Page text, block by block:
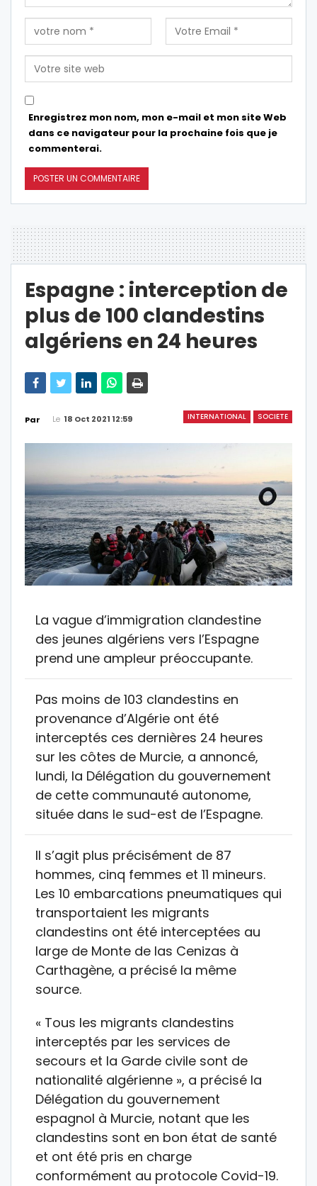
Enregistrez mon nom, mon e-mail et mon site Web
dans ce navigateur pour la prochaine fois que je
commenterai.
Espagne : interception de
plus de 100 clandestins
algériens en 24 heures
INTERNATIONAL SOCIETE
Par Le 18 Oct 2021 12:59
La vague d’immigration clandestine
des jeunes algériens vers l’Espagne
prend une ampleur préoccupante.
Pas moins de 103 clandestins en
provenance d’Algérie ont été
interceptés ces dernières 24 heures
sur les côtes de Murcie, a annoncé,
lundi, la Délégation du gouvernement
de cette communauté autonome,
située dans le sud-est de l’Espagne.
Il s’agit plus précisément de 87
hommes, cinq femmes et 11 mineurs.
Les 10 embarcations pneumatiques qui
transportaient les migrants
clandestins ont été interceptées au
large de Monte de las Cenizas à
Carthagène, a précisé la même
source.
« Tous les migrants clandestins
interceptés par les services de
secours et la Garde civile sont de
nationalité algérienne », a précisé la
Délégation du gouvernement
espagnol à Murcie, notant que les
clandestins sont en bon état de santé
et ont été pris en charge
conformément au protocole Covid-19.